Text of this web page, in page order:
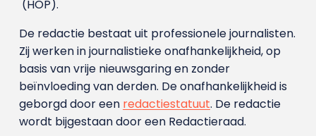
(HOP).
De redactie bestaat uit professionele journalisten.
Zij werken in journalistieke onafhankelijkheid, op
basis van vrije nieuwsgaring en zonder
beïnvloeding van derden. De onafhankelijkheid is
geborgd door een redactiestatuut. De redactie
wordt bijgestaan door een Redactieraad.